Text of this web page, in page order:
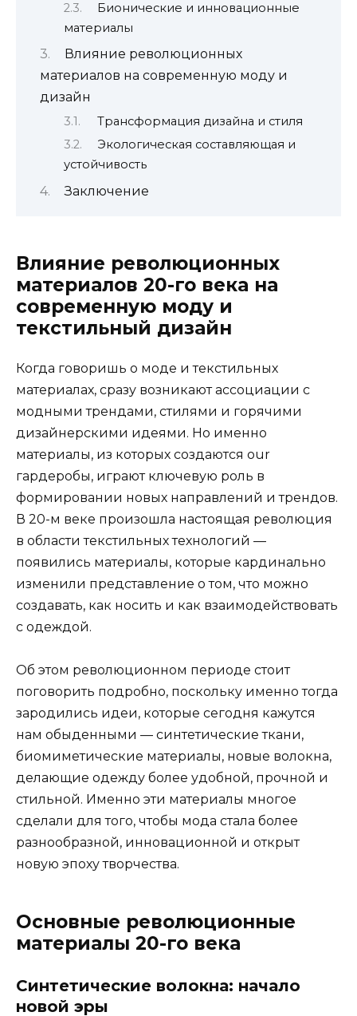
Бионические и инновационные
материалы
Влияние революционных
материалов на современную моду и
дизайн
Трансформация дизайна и стиля
Экологическая составляющая и
устойчивость
Заключение
Влияние революционных
материалов 20-го века на
современную моду и
текстильный дизайн
Когда говоришь о моде и текстильных
материалах, сразу возникают ассоциации с
модными трендами, стилями и горячими
дизайнерскими идеями. Но именно
материалы, из которых создаются our
гардеробы, играют ключевую роль в
формировании новых направлений и трендов.
В 20-м веке произошла настоящая революция
в области текстильных технологий —
появились материалы, которые кардинально
изменили представление о том, что можно
создавать, как носить и как взаимодействовать
с одеждой.
Об этом революционном периоде стоит
поговорить подробно, поскольку именно тогда
зародились идеи, которые сегодня кажутся
нам обыденными — синтетические ткани,
биомиметические материалы, новые волокна,
делающие одежду более удобной, прочной и
стильной. Именно эти материалы многое
сделали для того, чтобы мода стала более
разнообразной, инновационной и открыт
новую эпоху творчества.
Основные революционные
материалы 20-го века
Синтетические волокна: начало
новой эры